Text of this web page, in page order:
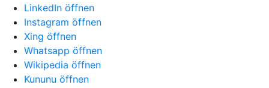
LinkedIn öffnen
Instagram öffnen
Xing öffnen
Whatsapp öffnen
Wikipedia öffnen
Kununu öffnen